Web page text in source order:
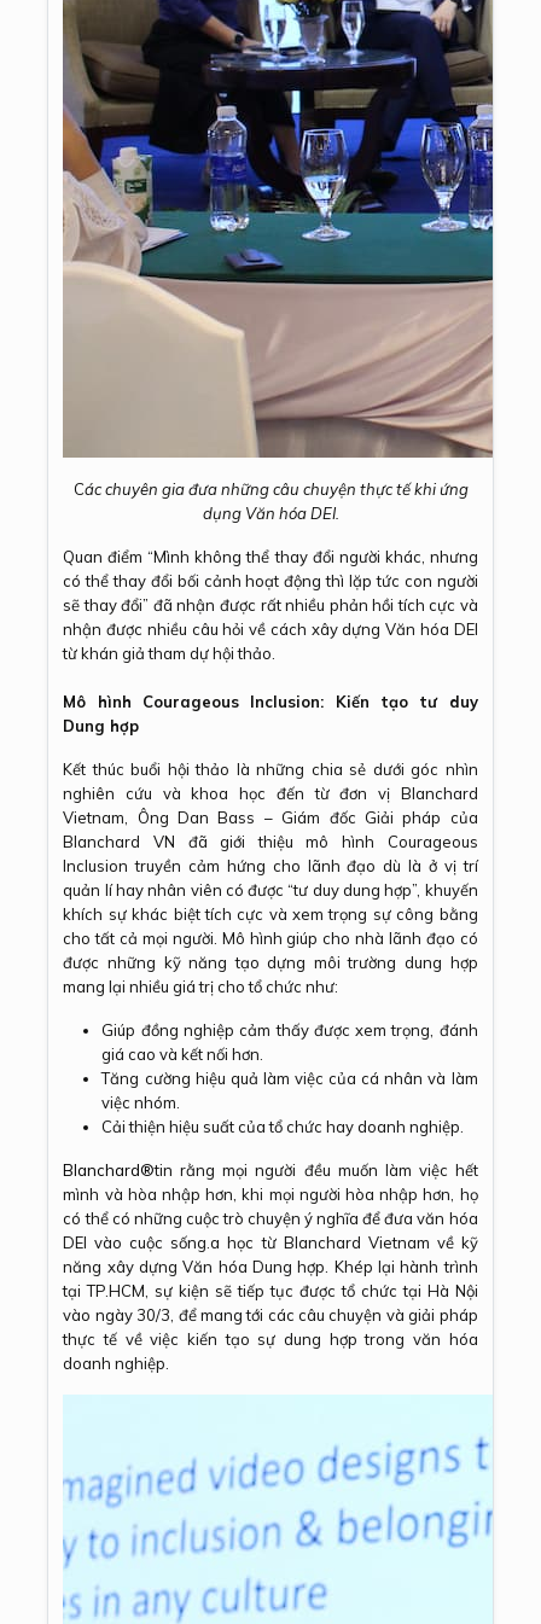
Các chuyên gia đưa những câu chuyện thực tế khi ứng
dụng Văn hóa DEI.
Quan điểm “Mình không thể thay đổi người khác, nhưng
có thể thay đổi bối cảnh hoạt động thì lặp tức con người
sẽ thay đổi” đã nhận được rất nhiều phản hồi tích cực và
nhận được nhiều câu hỏi về cách xây dựng Văn hóa DEI
từ khán giả tham dự hội thảo.
Mô hình Courageous Inclusion: Kiến tạo tư duy
Dung hợp
Kết thúc buổi hội thảo là những chia sẻ dưới góc nhìn
nghiên cứu và khoa học đến từ đơn vị Blanchard
Vietnam, Ông Dan Bass – Giám đốc Giải pháp của
Blanchard VN đã giới thiệu mô hình Courageous
Inclusion truyền cảm hứng cho lãnh đạo dù là ở vị trí
quản lí hay nhân viên có được “tư duy dung hợp”, khuyến
khích sự khác biệt tích cực và xem trọng sự công bằng
cho tất cả mọi người. Mô hình giúp cho nhà lãnh đạo có
được những kỹ năng tạo dựng môi trường dung hợp
mang lại nhiều giá trị cho tổ chức như:
Giúp đồng nghiệp cảm thấy được xem trọng, đánh
giá cao và kết nối hơn.
Tăng cường hiệu quả làm việc của cá nhân và làm
việc nhóm.
Cải thiện hiệu suất của tổ chức hay doanh nghiệp.
Blanchard®tin rằng mọi người đều muốn làm việc hết
mình và hòa nhập hơn, khi mọi người hòa nhập hơn, họ
có thể có những cuộc trò chuyện ý nghĩa để đưa văn hóa
DEI vào cuộc sống.a học từ Blanchard Vietnam về kỹ
năng xây dựng Văn hóa Dung hợp. Khép lại hành trình
tại TP.HCM, sự kiện sẽ tiếp tục được tổ chức tại Hà Nội
vào ngày 30/3, để mang tới các câu chuyện và giải pháp
thực tế về việc kiến tạo sự dung hợp trong văn hóa
doanh nghiệp.